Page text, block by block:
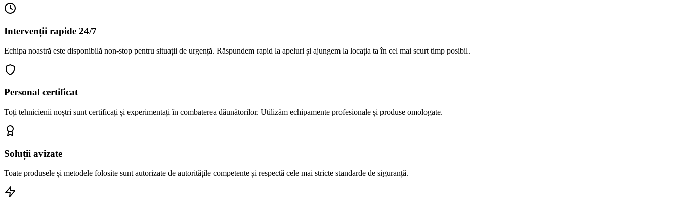
Intervenții rapide 24/7
Echipa noastră este disponibilă non-stop pentru situații de urgență. Răspundem rapid la apeluri și ajungem la locația ta în cel mai scurt timp posibil.
Personal certificat
Toți tehnicienii noștri sunt certificați și experimentați în combaterea dăunătorilor. Utilizăm echipamente profesionale și produse omologate.
Soluții avizate
Toate produsele și metodele folosite sunt autorizate de autoritățile competente și respectă cele mai stricte standarde de siguranță.